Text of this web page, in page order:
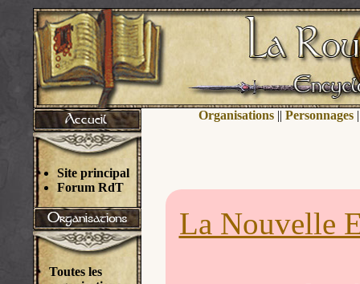
Site principal
Forum RdT
Toutes les
Organisations|| Personnages
La Nouvelle